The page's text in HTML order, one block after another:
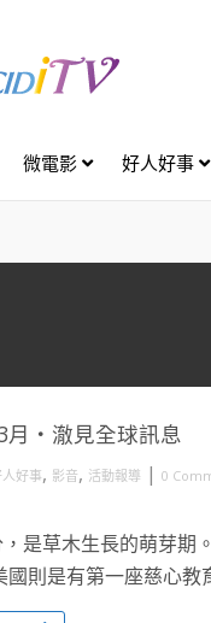
微電影 好人好事
月・澈見全球訊息
好事, 影音, 活動報導 | 0
是草木生長的萌芽期
國則是有第一座慈心